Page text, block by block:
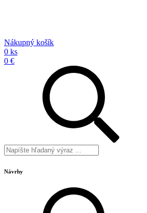
Nákupný košík
0 ks
0 €
Návrhy